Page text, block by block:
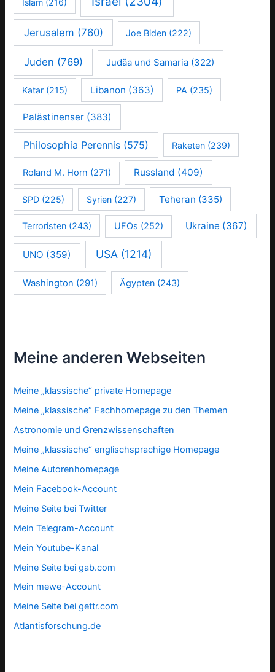
Jerusalem (760) Joe Biden (222)
Juden (769) Judäa und Samaria (322)
Katar (215) Libanon (363) PA (235)
Palästinenser (383)
Philosophia Perennis (575) Raketen(239)
Roland M. Horn (271) Russland (409)
SPD (225) Syrien (227) Teheran (335)
Terroristen (243) UFOs (252) Ukraine (367)
UNO (359) USA(1214)
Washington (291) Ägypten (243)
Meine anderen Webseiten
Meine „klassische“ private Homepage
Meine „klassische“ Fachhomepage zu den Themen
Astronomie und Grenzwissenschaften
Meine „klassische“ englischsprachige Homepage
Meine Autorenhomepage
Mein Facebook-Account
Meine Seite bei Twitter
Mein Telegram-Account
Mein Youtube-Kanal
Meine Seite bei gab.com
Mein mewe-Account
Meine Seite bei gettr.com
Atlantisforschung.de